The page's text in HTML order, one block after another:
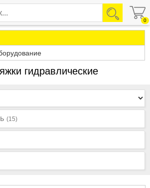
0
гидравлические
(15)